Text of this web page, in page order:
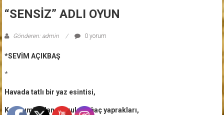
Etkili
Dergisi
“SENSİZ” ADLI OYUN
Gönderen: admin 0 yorum
*SEVİM AÇIKBAŞ
*
Havada tatlı bir yaz esintisi,
Kaldırımlardan savrulan ağaç yaprakları,